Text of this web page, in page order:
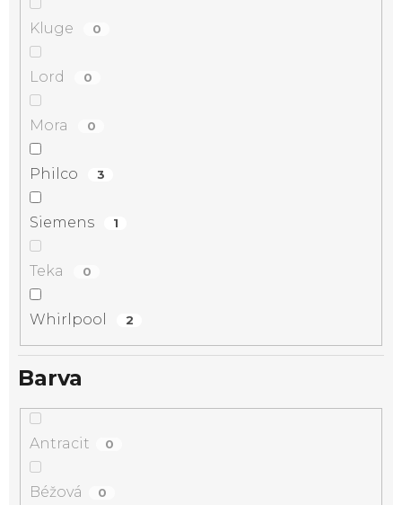
Kluge 0
Lord 0
Mora 0
Philco 3
Siemens 1
Teka 0
Whirlpool 2
Barva
Antracit 0
Béžová 0